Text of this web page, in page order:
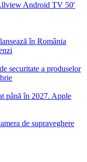
Android TV 50′
în România
securitate a produselor
până în 2027. Apple
de supraveghere